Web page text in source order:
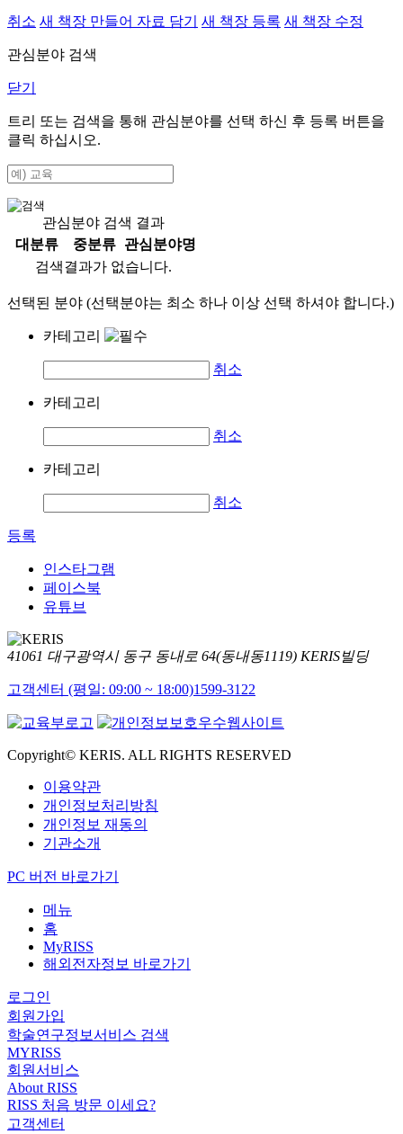
취소 새 책장 만들어 자료 담기 새 책장 등록 새 책장 수정
관심분야 검색
닫기
트리 또는 검색을 통해 관심분야를 선택 하신 후 등록 버튼을
클릭 하십시오.
관심분야 검색 결과
대분류
중분류
관심분야명
검색결과가 없습니다.
선택된 분야 (선택분야는 최소 하나 이상 선택 하셔야 합니다.)
카테고리
취소
카테고리
취소
카테고리
취소
등록
인스타그램
페이스북
유튜브
41061 대구광역시 동구 동내로 64(동내동1119) KERIS빌딩
고객센터 (평일: 09:00 ~ 18:00)1599-3122
Copyright© KERIS. ALL RIGHTS RESERVED
이용약관
개인정보처리방침
개인정보 재동의
기관소개
PC 버전 바로가기
메뉴
홈
MyRISS
해외전자정보 바로가기
로그인
회원가입
학술연구정보서비스 검색
MYRISS
회원서비스
About RISS
RISS 처음 방문 이세요?
고객센터